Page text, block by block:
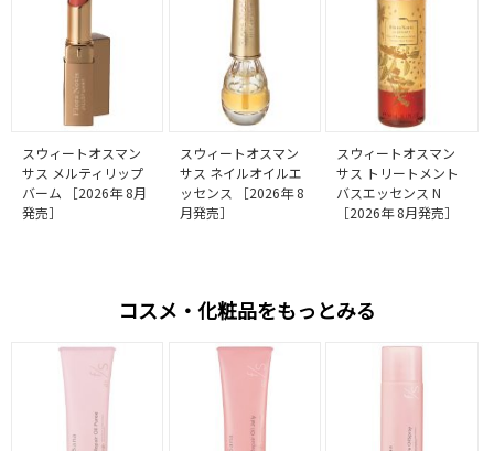
スウィートオスマン
サス メルティリップ
バーム ［2026年 8月
発売］
スウィートオスマン
サス ネイルオイルエ
ッセンス ［2026年 8
月発売］
スウィートオスマン
サス トリートメント
バスエッセンス N
［2026年 8月発売］
コスメ・化粧品をもっとみる